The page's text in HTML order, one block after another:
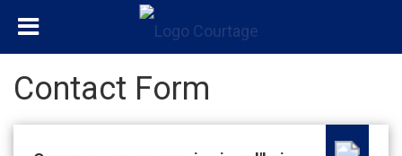
Contact Form